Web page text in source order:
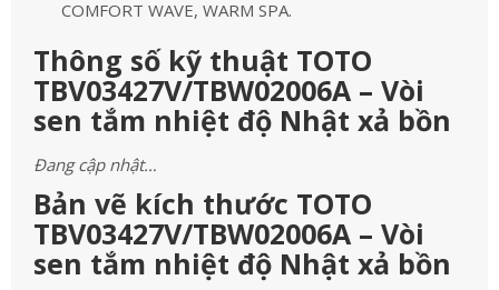
COMFORT WAVE, WARM SPA.
Thông số kỹ thuật TOTO
TBV03427V/TBW02006A – Vòi
sen tắm nhiệt độ Nhật xả bồn
Đang cập nhật…
Bản vẽ kích thước TOTO
TBV03427V/TBW02006A – Vòi
sen tắm nhiệt độ Nhật xả bồn